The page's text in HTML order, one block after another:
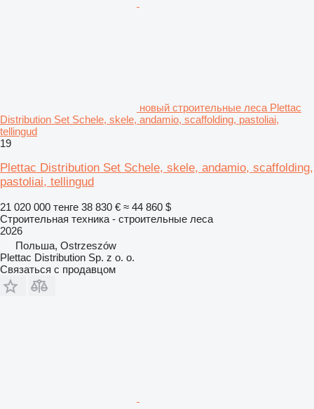
новый строительные леса Plettac
Distribution Set Schele, skele, andamio, scaffolding, pastoliai,
tellingud
19
Plettac Distribution Set Schele, skele, andamio, scaffolding,
pastoliai, tellingud
21 020 000 тенге 38 830 € ≈ 44 860 $
Строительная техника - строительные леса
2026
Польша, Ostrzeszów
Plettac Distribution Sp. z o. o.
Связаться с продавцом